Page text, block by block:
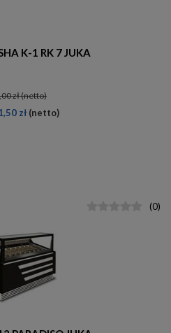
K-1 RK 7 JUKA
zł(netto)
zł (netto)
(0)